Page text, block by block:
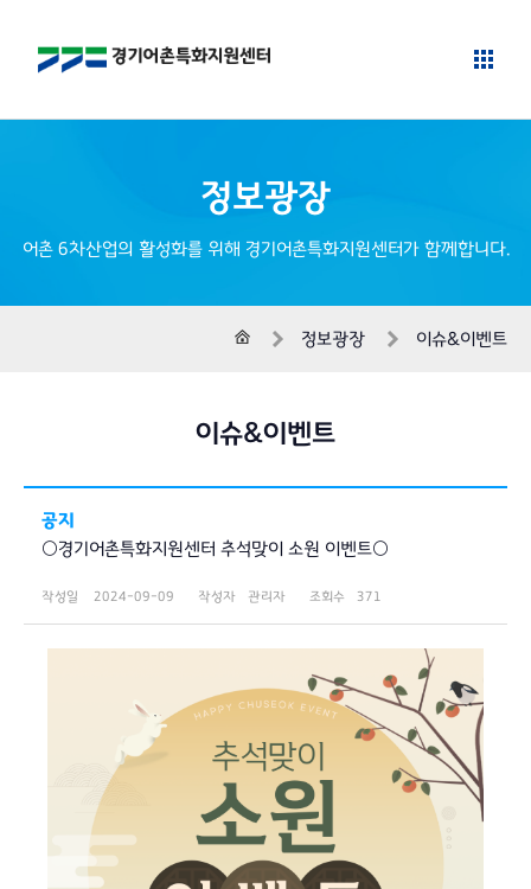
정보광장
어촌 6차산업의 활성화를 위해 경기어촌특화지원센터가 함께합니다.
홈 정보광장 이슈&이벤트
이슈&이벤트
공지
🌕경기어촌특화지원센터 추석맞이 소원 이벤트🌕
작성일 2024-09-09 작성자 관리자 조회수 371